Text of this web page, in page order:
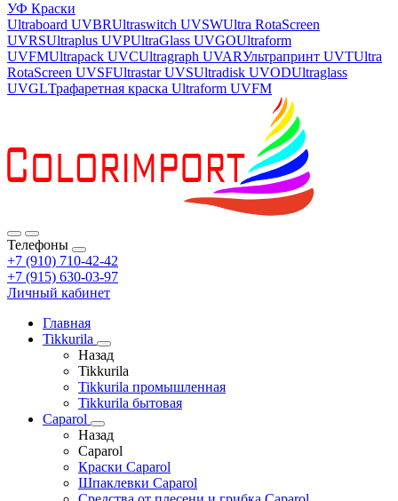
УФ Краски
Ultraboard UVBRUltraswitch UVSWUltra RotaScreen
UVRSUltraplus UVPUltraGlass UVGOUltraform
UVFMUltrapack UVCUltragraph UVARУльтрапринт UVTUltra
RotaScreen UVSFUltrastar UVSUltradisk UVODUltraglass
UVGLТрафаретная краска Ultraform UVFM
Телефоны
+7 (910) 710-42-42
+7 (915) 630-03-97
Личный кабинет
Главная
Tikkurila
Назад
Tikkurila
Tikkurila промышленная
Tikkurila бытовая
Caparol
Назад
Caparol
Краски Caparol
Шпаклевки Caparol